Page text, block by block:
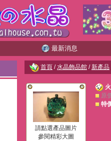
最新消息
首頁 /水晶飾品館 /新產品
請點選產品圖片
參閱精彩大圖
原
特